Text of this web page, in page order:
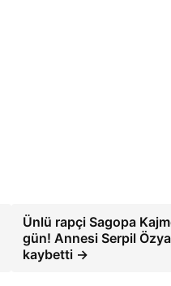
Ünlü rapçi Sagopa
gün! Annesi Serpil
kaybetti →